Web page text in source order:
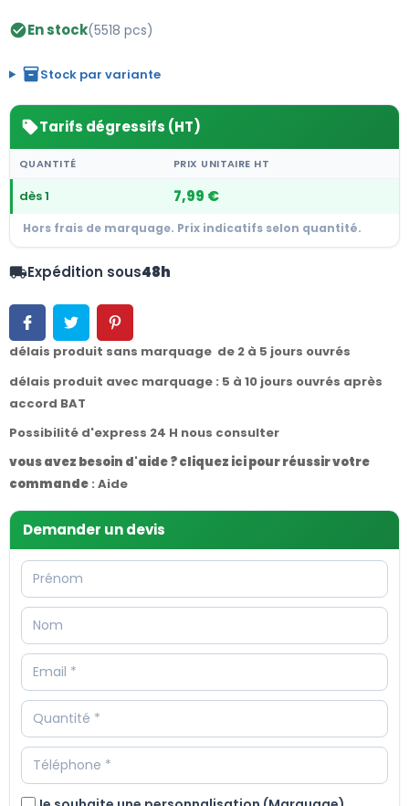
check_circleEn stock(5518 pcs)
inventory_2Stock par variante
sellTarifs dégressifs (HT)
QUANTITÉ PRIX UNITAIRE HT
dès 1 7,99 €
Hors frais de marquage. Prix indicatifs selon quantité.
local_shippingExpédition sous48h
délais produit sans marquage de 2 à 5 jours ouvrés
délais produit avec marquage : 5 à 10 jours ouvrés après
accord BAT
Possibilité d'express 24 H nous consulter
vous avez besoin d'aide ? cliquez ici pour réussir votre
commande : Aide
Demander un devis